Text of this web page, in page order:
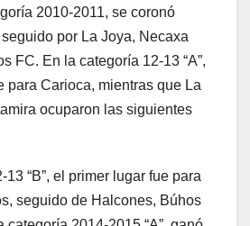
2010-2011, se coronó
por La Joya, Necaxa
FC. En la categoría 12-13 “A”,
para Carioca, mientras que La
ocuparon las siguientes
“B”, el primer lugar fue para
seguido de Halcones, Búhos